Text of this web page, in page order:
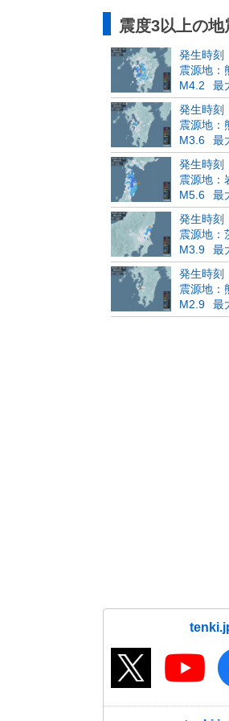
震度3以上の
発生時刻
震源地：
M4.2
最
発生時刻
震源地：
M3.6
最
発生時刻
震源地：
M5.6
最
発生時刻
震源地：
M3.9
最
発生時刻
震源地：
M2.9
最